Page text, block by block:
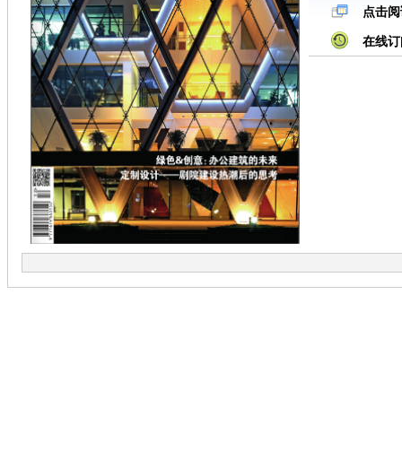
点击
在线